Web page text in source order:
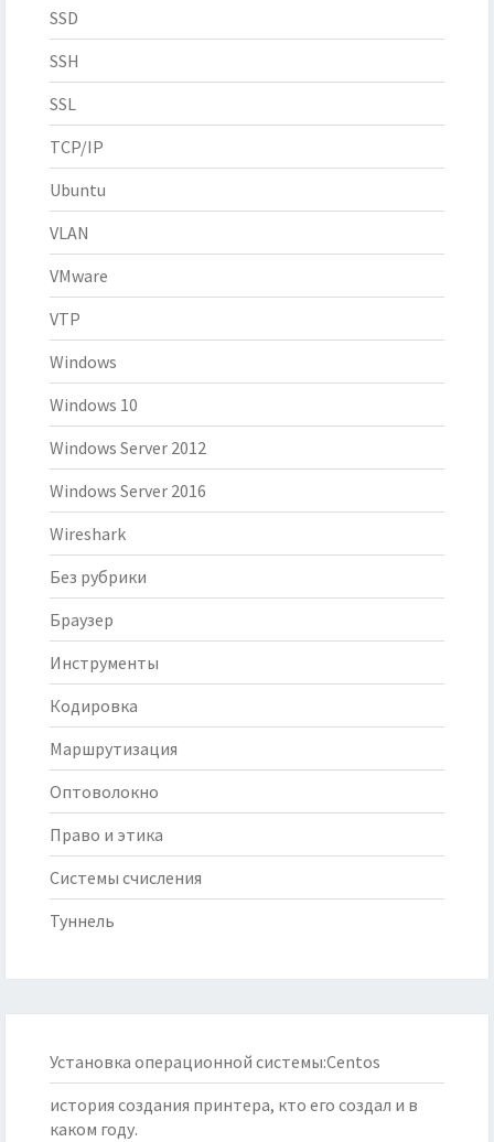
SSD
SSH
SSL
TCP/IP
Ubuntu
VLAN
VMware
VTP
Windows
Windows 10
Windows Server 2012
Windows Server 2016
Wireshark
Без рубрики
Браузер
Инструменты
Кодировка
Маршрутизация
Оптоволокно
Право и этика
Системы счисления
Туннель
Установка операционной системы:Centos
история создания принтера, кто его создал и в
каком году.